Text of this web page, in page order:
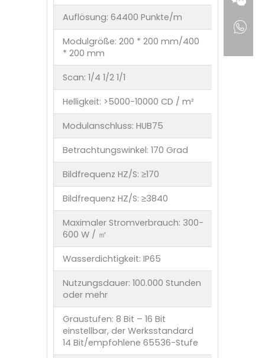
Auflösung: 64400 Punkte/m
Modulgröße: 200 * 200 mm/400
* 200 mm
Scan: 1/4 1/2 1/1
Helligkeit: >5000-10000 CD / m²
Modulanschluss: HUB75
Betrachtungswinkel: 170 Grad
Bildfrequenz HZ/S: ≥170
Bildfrequenz HZ/S: ≥3840
Maximaler Stromverbrauch: 300-
600 W / ㎡
Wasserdichtigkeit: IP65
Nutzungsdauer: 100.000 Stunden
oder mehr
Graustufen: 8 Bit – 16 Bit
einstellbar, der Werksstandard
14 Bit/empfohlene 65536-Stufe